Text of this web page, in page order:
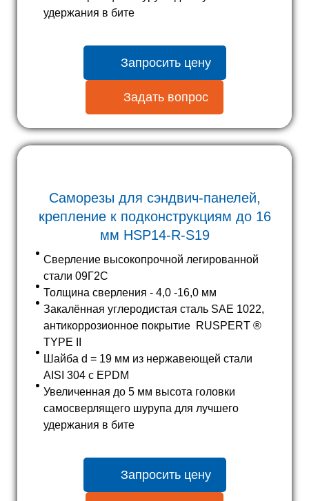
удержания в бите
Запросить цену
Задать вопрос
Саморезы для сэндвич-панелей,
крепление к подконструкциям до 16
мм HSP14-R-S19
Сверление высокопрочной легированной
стали 09Г2С
Толщина сверления - 4,0 -16,0 мм
Закалённая углеродистая сталь SAE 1022,
антикоррозионное покрытие RUSPERT ®
TYPE II
Шайба d = 19 мм из нержавеющей стали
AISI 304 с EPDM
Увеличенная до 5 мм высота головки
самосверлящего шурупа для лучшего
удержания в бите
Запросить цену